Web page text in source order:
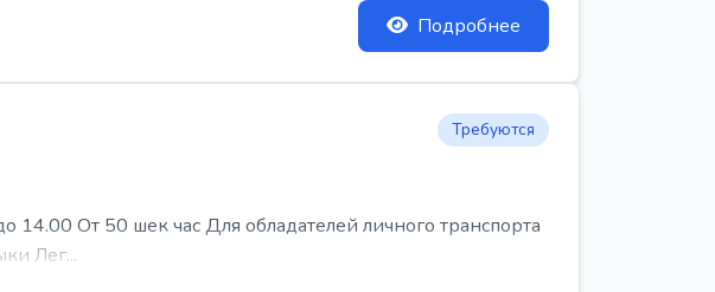
Подробнее
Требуются
От 50 шек час Для обладателей личного транспорта
Лег...